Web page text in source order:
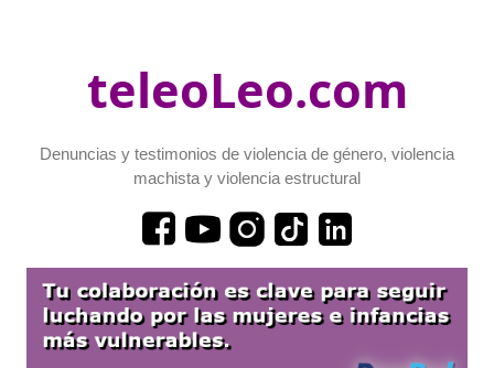
teleoLeo.com
Denuncias y testimonios de violencia de género, violencia
machista y violencia estructural